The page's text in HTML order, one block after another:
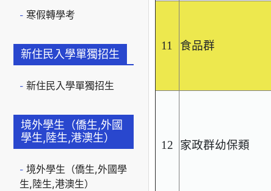
寒假轉學考
新住民入學單獨招生
新住民入學單獨招生
境外學生（僑生,外國
學生,陸生,港澳生）
境外學生（僑生,外國學
生,陸生,港澳生）
11 食品群
12 家政群幼保類